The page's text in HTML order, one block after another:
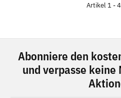
Artikel 1 -
Abonniere den
und verpasse